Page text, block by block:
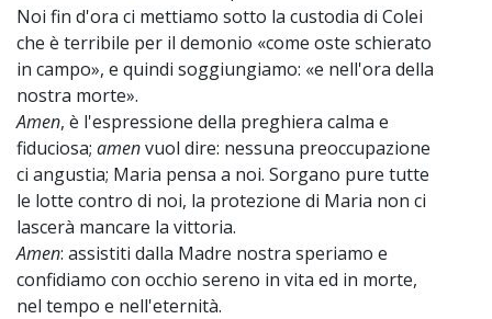
Noi fin d'ora ci mettiamo sotto la custodia di Colei
che è terribile per il demonio «come oste schierato
in campo», e quindi soggiungiamo: «e nell'ora della
nostra morte».
Amen, è l'espressione della preghiera calma e
fiduciosa; amenvuol dire: nessuna preoccupazione
ci angustia; Maria pensa a noi. Sorgano pure tutte
le lotte contro di noi, la protezione di Maria non ci
lascerà mancare la vittoria.
Amen: assistiti dalla Madre nostra speriamo e
confidiamo con occhio sereno in vita ed in morte,
nel tempo e nell'eternità.